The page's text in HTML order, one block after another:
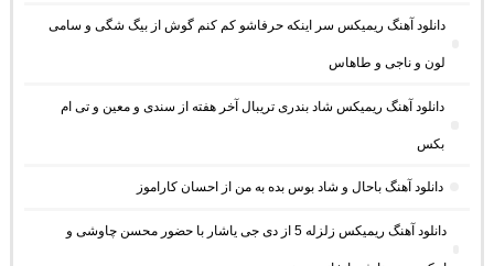
دانلود آهنگ ریمیکس سر اینکه حرفاشو کم کنم گوش از بیگ شگی و سامی
لون و ناجی و طاهاس
دانلود آهنگ ریمیکس شاد بندری تریبال آخر هفته از سندی و معین و تی ام
بکس
دانلود آهنگ باحال و شاد بوس بده به من از احسان کاراموز
دانلود آهنگ ریمیکس زلزله 5 از دی جی یاشار با حضور محسن چاوشی و